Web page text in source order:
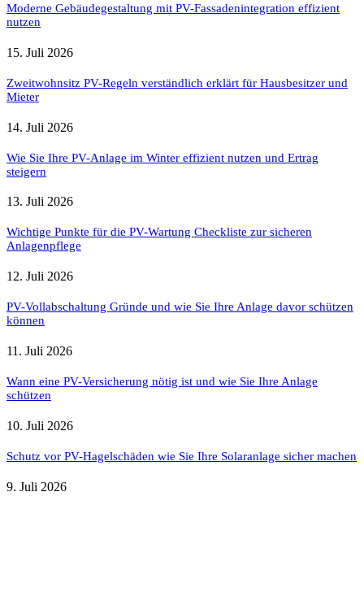
Moderne Gebäudegestaltung mit PV-Fassadenintegration effizient
nutzen
15. Juli 2026
Zweitwohnsitz PV-Regeln verständlich erklärt für Hausbesitzer und
Mieter
14. Juli 2026
Wie Sie Ihre PV-Anlage im Winter effizient nutzen und Ertrag
steigern
13. Juli 2026
Wichtige Punkte für die PV-Wartung Checkliste zur sicheren
Anlagenpflege
12. Juli 2026
PV-Vollabschaltung Gründe und wie Sie Ihre Anlage davor schützen
können
11. Juli 2026
Wann eine PV-Versicherung nötig ist und wie Sie Ihre Anlage
schützen
10. Juli 2026
Schutz vor PV-Hagelschäden wie Sie Ihre Solaranlage sicher machen
9. Juli 2026